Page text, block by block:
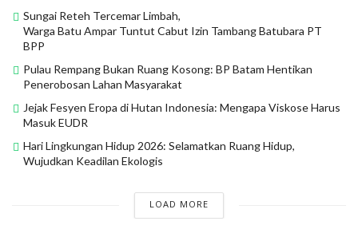
Sungai Reteh Tercemar Limbah,
Warga Batu Ampar Tuntut Cabut Izin Tambang Batubara PT
BPP
Pulau Rempang Bukan Ruang Kosong: BP Batam Hentikan
Penerobosan Lahan Masyarakat
Jejak Fesyen Eropa di Hutan Indonesia: Mengapa Viskose Harus
Masuk EUDR
Hari Lingkungan Hidup 2026: Selamatkan Ruang Hidup,
Wujudkan Keadilan Ekologis
LOAD MORE